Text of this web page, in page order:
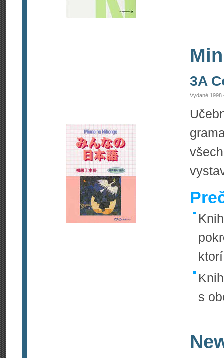
3A
Vydané 1998
s